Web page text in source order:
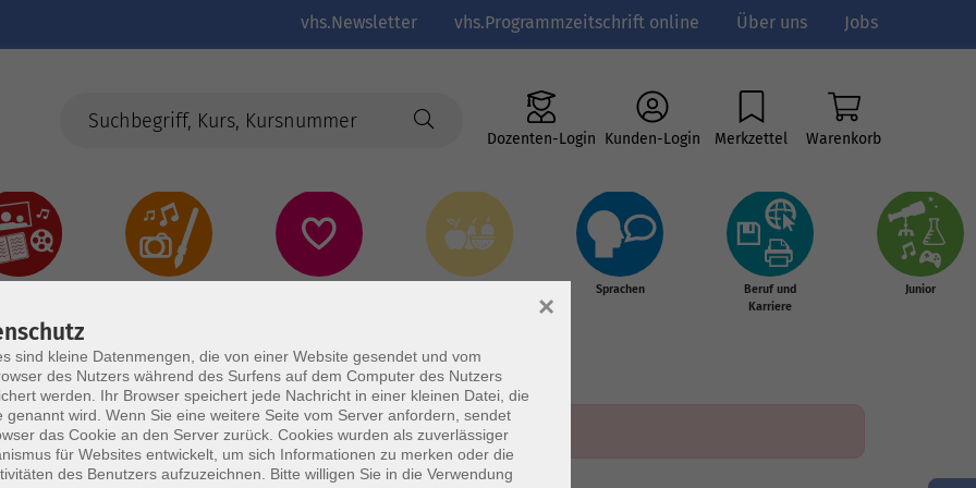
vhs.Newsletter vhs.Programmzeitschrift online Über uns Jobs
Dozenten-Login Kunden-Login Merkzettel Warenkorb
Sprachen
Beruf und
Karriere
Junior
sind kleine Datenmengen, die von einer Website gesendet und vom
des Nutzers während des Surfens auf dem Computer des Nutzers
werden. Ihr Browser speichert jede Nachricht in einer kleinen Datei, die
genannt wird. Wenn Sie eine weitere Seite vom Server anfordern, sendet
das Cookie an den Server zurück. Cookies wurden als zuverlässiger
für Websites entwickelt, um sich Informationen zu merken oder die
des Benutzers aufzuzeichnen. Bitte willigen Sie in die Verwendung
×